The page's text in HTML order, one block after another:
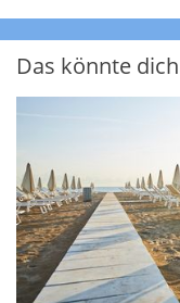
Das könnte